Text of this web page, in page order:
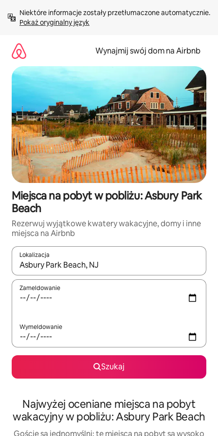
treści Pokaż oryginalny język
Wynajmij swój dom na Airbnb
Miejsca na pobyt w pobliżu: Asbury Park
Beach
Rezerwuj wyjątkowe kwatery wakacyjne, domy i inne
miejsca na Airbnb
Lokalizacja
Gdy wyniki będą dostępne, możesz poruszać się po nich za
Zameldowanie
Wymeldowanie
Szukaj
Najwyżej oceniane miejsca na pobyt
wakacyjny w pobliżu: Asbury Park Beach
Goście są jednomyślni: te miejsca na pobyt są wysoko